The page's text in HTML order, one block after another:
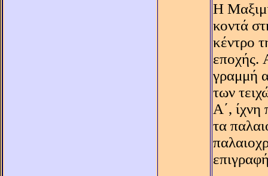
H
κοντά
κέντρο
εποχής.
γραμμή
των
A΄, ίχνη
τα